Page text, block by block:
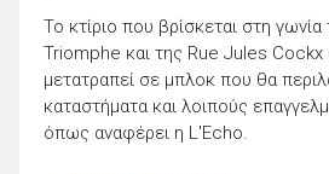
Το κτίριο που βρίσκεται στη
Triomphe και της Rue Jules Cockx
μετατραπεί σε μπλοκ που θα
καταστήματα και λοιπούς
όπως αναφέρει η L'Echo.